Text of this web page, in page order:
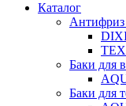
Каталог
Антифриз
Баки для
Баки для